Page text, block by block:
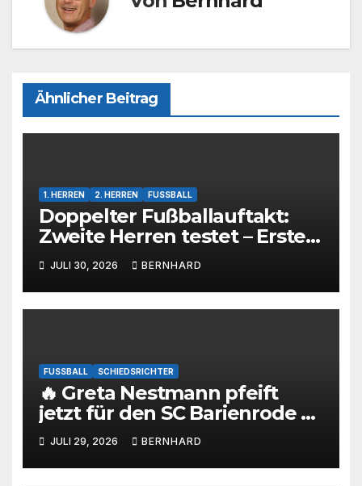
Ähnlicher Beitrag
1. HERREN 2. HERREN FUSSBALL
Doppelter Fußballauftakt:
Zweite Herren testet – Erste
Herren startet im Kreispokal
JULI 30, 2026 BERNHARD
FUSSBALL SCHIEDSRICHTER
🔥 Greta Nestmann pfeift
jetzt für den SC Barienrode –
unsere jüngste
Schiedsrichterin hat die
Prüfung bestanden! 💙🤍⚽
JULI 29, 2026 BERNHARD